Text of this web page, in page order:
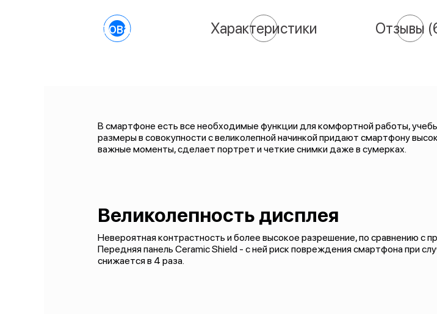
О товаре Характеристики Отзывы
В смартфоне есть все необходимые функции для комфортной работы,
размеры в совокупности с великолепной начинкой придают смартфону
важные моменты, сделает портрет и четкие снимки даже в сумерках.
Великолепность дисплея
Невероятная контрастность и более высокое разрешение, по сравнению с
Передняя панель Ceramic Shield - с ней риск повреждения смартфона при
снижается в 4 раза.